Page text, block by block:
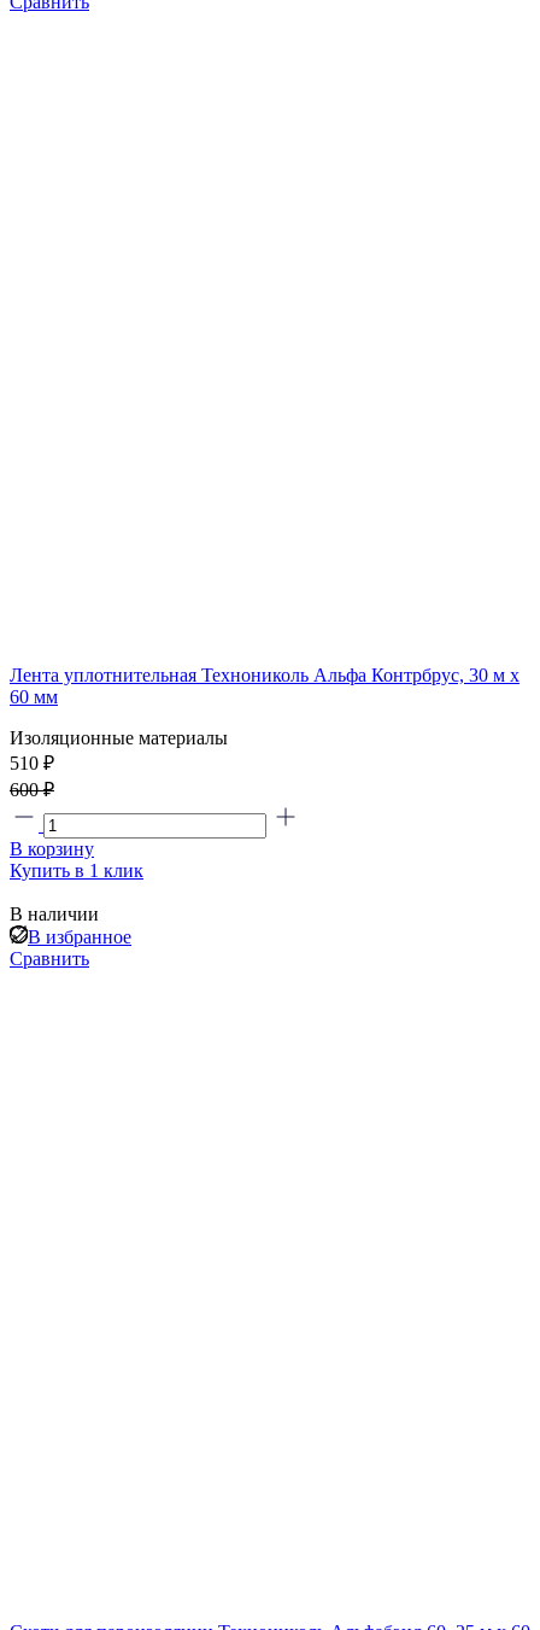
Лента уплотнительная Технониколь Альфа Контрбрус, 30 м х
60 мм
Изоляционные материалы
510 ₽
600 ₽
В корзину
Купить в 1 клик
В наличии
В избранное
Сравнить